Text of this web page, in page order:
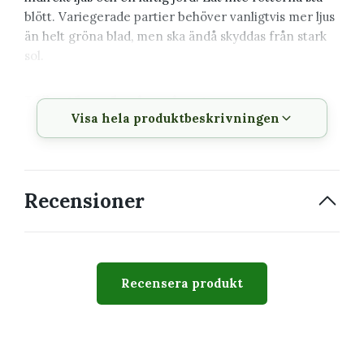
blött. Variegerade partier behöver vanligtvis mer ljus
än helt gröna blad, men ska ändå skyddas från stark
sol.
Växtbeskrivning
Krukstorlek
Upprätt eller klättrande
Visa hela produktbeskrivningen
Recensioner
Recensera produkt